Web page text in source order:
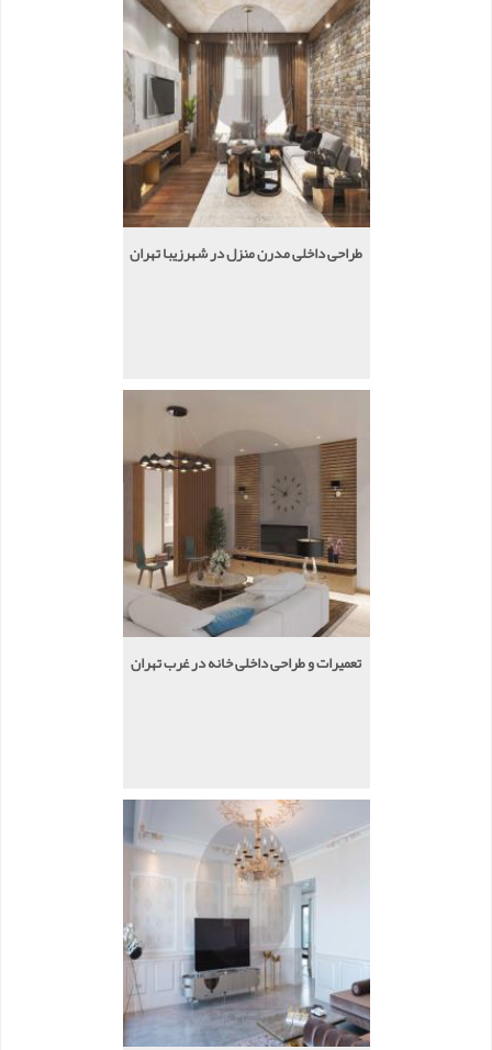
طراحی داخلی مدرن منزل در شهرزیبا تهران
تعمیرات و طراحی داخلی خانه در غرب تهران